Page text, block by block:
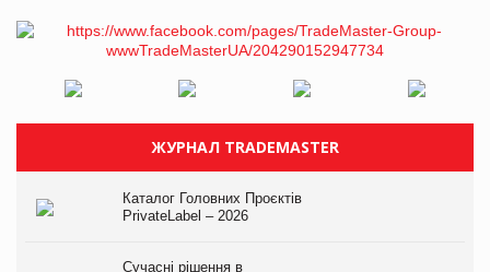
ЖУРНАЛ TRADEMASTER
Каталог Головних Проєктів
PrivateLabel – 2026
Сучасні рішення в